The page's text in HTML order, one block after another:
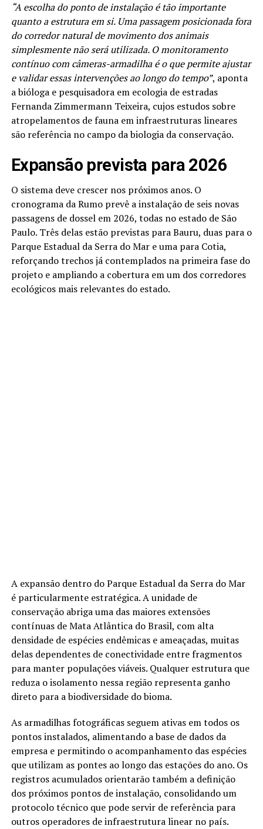
“A escolha do ponto de instalação é tão importante
quanto a estrutura em si. Uma passagem posicionada fora
do corredor natural de movimento dos animais
simplesmente não será utilizada. O monitoramento
contínuo com câmeras-armadilha é o que permite ajustar
e validar essas intervenções ao longo do tempo”, aponta
a bióloga e pesquisadora em ecologia de estradas
Fernanda Zimmermann Teixeira, cujos estudos sobre
atropelamentos de fauna em infraestruturas lineares
são referência no campo da biologia da conservação.
Expansão prevista para 2026
O sistema deve crescer nos próximos anos. O
cronograma da Rumo prevê a instalação de seis novas
passagens de dossel em 2026, todas no estado de São
Paulo. Três delas estão previstas para Bauru, duas para o
Parque Estadual da Serra do Mar e uma para Cotia,
reforçando trechos já contemplados na primeira fase do
projeto e ampliando a cobertura em um dos corredores
ecológicos mais relevantes do estado.
A expansão dentro do Parque Estadual da Serra do Mar
é particularmente estratégica. A unidade de
conservação abriga uma das maiores extensões
contínuas de Mata Atlântica do Brasil, com alta
densidade de espécies endêmicas e ameaçadas, muitas
delas dependentes de conectividade entre fragmentos
para manter populações viáveis. Qualquer estrutura que
reduza o isolamento nessa região representa ganho
direto para a biodiversidade do bioma.
As armadilhas fotográficas seguem ativas em todos os
pontos instalados, alimentando a base de dados da
empresa e permitindo o acompanhamento das espécies
que utilizam as pontes ao longo das estações do ano. Os
registros acumulados orientarão também a definição
dos próximos pontos de instalação, consolidando um
protocolo técnico que pode servir de referência para
outros operadores de infraestrutura linear no país.